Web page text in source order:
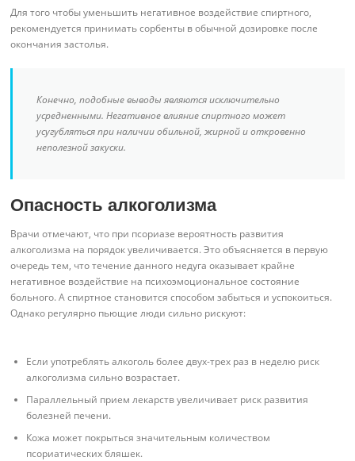
Для того чтобы уменьшить негативное воздействие спиртного,
рекомендуется принимать сорбенты в обычной дозировке после
окончания застолья.
Конечно, подобные выводы являются исключительно
усредненными. Негативное влияние спиртного может
усугубляться при наличии обильной, жирной и откровенно
неполезной закуски.
Опасность алкоголизма
Врачи отмечают, что при псориазе вероятность развития
алкоголизма на порядок увеличивается. Это объясняется в первую
очередь тем, что течение данного недуга оказывает крайне
негативное воздействие на психоэмоциональное состояние
больного. А спиртное становится способом забыться и успокоиться.
Однако регулярно пьющие люди сильно рискуют:
Если употреблять алкоголь более двух-трех раз в неделю риск
алкоголизма сильно возрастает.
Параллельный прием лекарств увеличивает риск развития
болезней печени.
Кожа может покрыться значительным количеством
псориатических бляшек.